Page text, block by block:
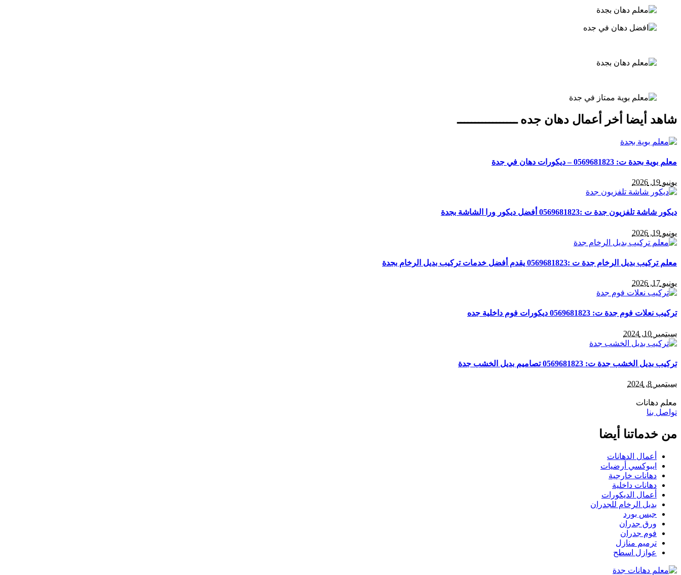
شاهد أيضا أخر أعمال دهان جده ـــــــــــــــــ
معلم بوية بجدة ت: 0569681823 – ديكورات دهان في جدة
يونيو 19, 2026
ديكور شاشة تلفزيون جدة ت :0569681823 أفضل ديكور ورا الشاشة بجدة
يونيو 19, 2026
معلم تركيب بديل الرخام جدة ت :0569681823 يقدم أفضل خدمات تركيب بديل الرخام بجدة
يونيو 17, 2026
تركيب نعلات فوم جدة ت: 0569681823 ديكورات فوم داخلية جده
سبتمبر 10, 2024
تركيب بديل الخشب جدة ت: 0569681823 تصاميم بديل الخشب جدة
سبتمبر 8, 2024
معلم دهانات
تواصل بنا
من خدماتنا أيضا
أعمال الدهانات
ايبوكسي أرضيات
دهانات خارجية
دهانات داخلية
أعمال الديكورات
بديل الرخام للجدران
جبس بورد
ورق جدران
فوم جدران
ترميم منازل
عوازل اسطح